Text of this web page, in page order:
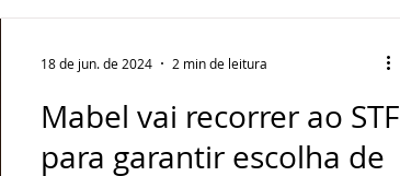
Mabel vai recorrer ao STF
para garantir escolha de
18 de jun. de 2024 2 min de leitura